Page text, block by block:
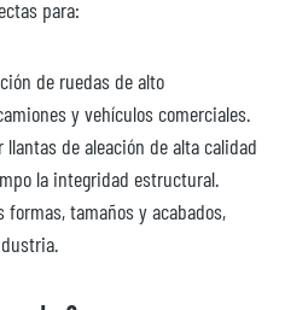
para:
de ruedas de alto
y vehículos comerciales.
de aleación de alta calidad
la integridad estructural.
tamaños y acabados,